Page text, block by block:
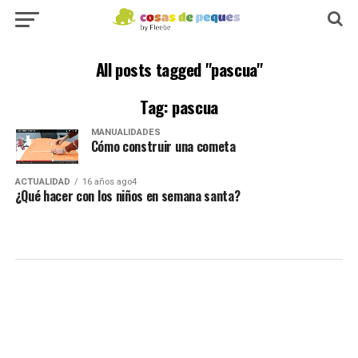
All posts tagged "pascua"
Tag: pascua
MANUALIDADES
Cómo construir una cometa
ACTUALIDAD 16 años ago4
¿Qué hacer con los niños en semana santa?